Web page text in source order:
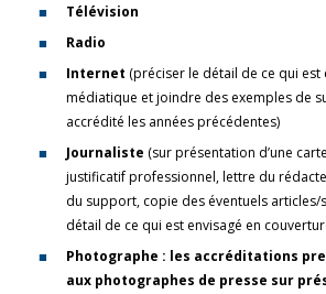
Télévision
Radio
Internet (préciser le détail de ce qui est
médiatique et joindre des exemples de
accrédité les années précédentes)
Journaliste (sur présentation d’une
justificatif professionnel, lettre du
du support, copie des éventuels articles/
détail de ce qui est envisagé en
Photographe : les accréditations
aux photographes de presse sur